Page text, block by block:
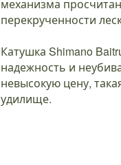
механизма
перекрученности
Катушка Shimano
надежность и
невысокую цену,
удилище.